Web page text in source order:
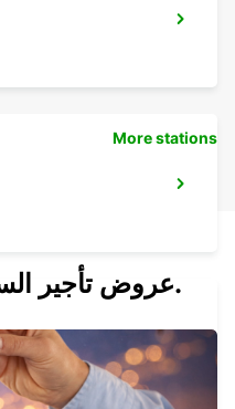
More stations
عروض تأجير السيارات والحافلات اليوم.